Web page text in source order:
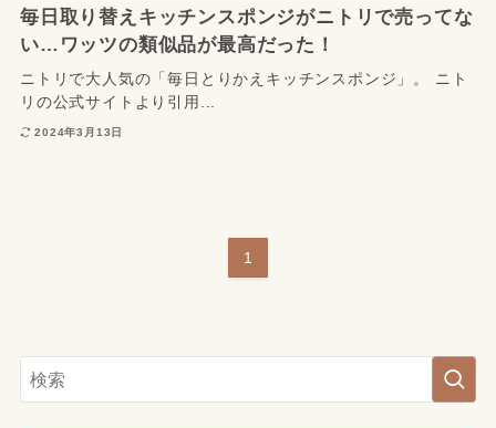
毎日取り替えキッチンスポンジがニトリで売ってな
い…ワッツの類似品が最高だった！
ニトリで大人気の「毎日とりかえキッチンスポンジ」。 ニト
リの公式サイトより引用...
2024年3月13日
1